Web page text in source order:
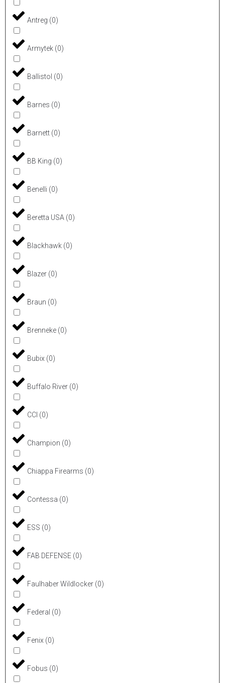
Antreg (0)
Armytek (0)
Ballistol (0)
Barnes (0)
Barnett (0)
BB King (0)
Benelli (0)
Beretta USA (0)
Blackhawk (0)
Blazer (0)
Braun (0)
Brenneke (0)
Bubix (0)
Buffalo River (0)
CCI (0)
Champion (0)
Chiappa Firearms (0)
Contessa (0)
ESS (0)
FAB DEFENSE (0)
Faulhaber Wildlocker (0)
Federal (0)
Fenix (0)
Fobus (0)